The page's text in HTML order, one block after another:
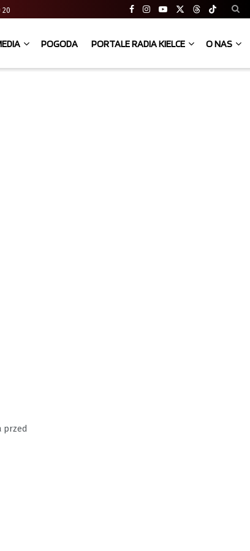
20 20
POGODA PORTALE RADIA KIELCE O NAS
przed